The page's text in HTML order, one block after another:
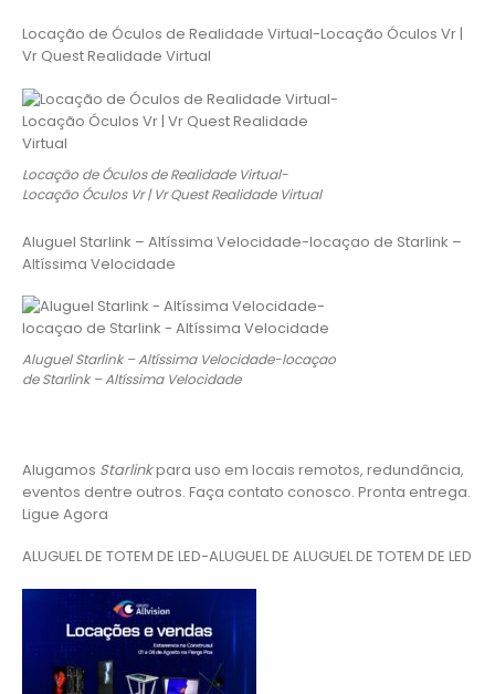
Locação de Óculos de Realidade Virtual-Locação Óculos Vr |
Vr Quest Realidade Virtual
Locação de Óculos de Realidade Virtual-
Locação Óculos Vr | Vr Quest Realidade Virtual
Aluguel Starlink – Altíssima Velocidade-locaçao de Starlink –
Altíssima Velocidade
Aluguel Starlink – Altíssima Velocidade-locaçao
de Starlink – Altíssima Velocidade
Alugamos Starlinkpara uso em locais remotos, redundância,
eventos dentre outros. Faça contato conosco. Pronta entrega.
Ligue Agora
ALUGUEL DE TOTEM DE LED-ALUGUEL DE ALUGUEL DE TOTEM DE LED